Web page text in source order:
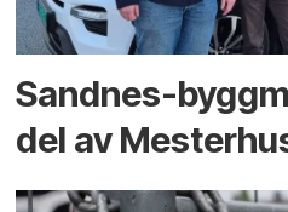
Sandnes-
del av